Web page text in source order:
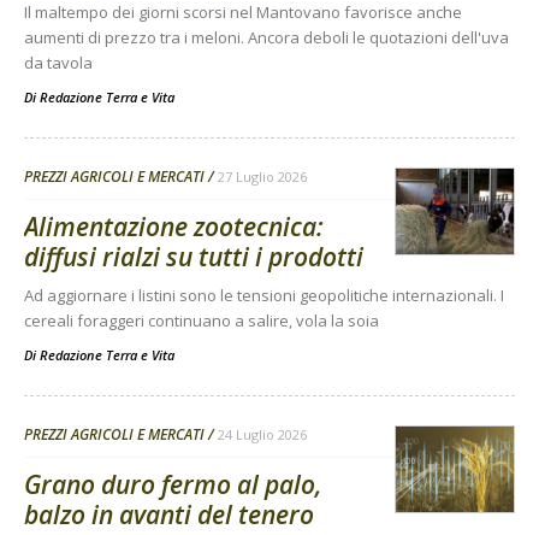
Il maltempo dei giorni scorsi nel Mantovano favorisce anche
aumenti di prezzo tra i meloni. Ancora deboli le quotazioni dell'uva
da tavola
Di Redazione Terra e Vita
PREZZI AGRICOLI E MERCATI 27 Luglio 2026
Alimentazione zootecnica:
diffusi rialzi su tutti i prodotti
Ad aggiornare i listini sono le tensioni geopolitiche internazionali. I
cereali foraggeri continuano a salire, vola la soia
Di Redazione Terra e Vita
PREZZI AGRICOLI E MERCATI 24 Luglio 2026
Grano duro fermo al palo,
balzo in avanti del tenero